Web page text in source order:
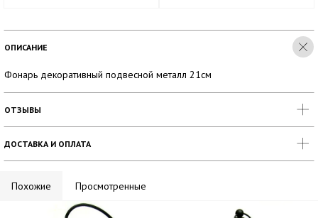
ОПИСАНИЕ
Фонарь декоративный подвесной металл 21см
ОТЗЫВЫ
ДОСТАВКА И ОПЛАТА
Похожие Просмотренные